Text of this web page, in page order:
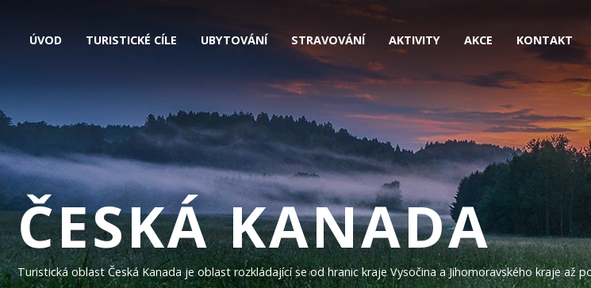
ÚVOD TURISTICKÉ CÍLE UBYTOVÁNÍ STRAVOVÁNÍ AKTIVITY AKCE KONTAKT
ČESKÁ KANADA
Turistická oblast Česká Kanada je oblast rozkládající se od hranic kraje Vysočina a Jihomoravského kraje